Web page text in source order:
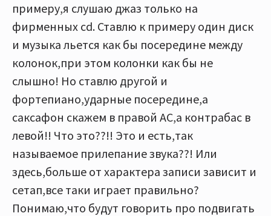
примеру,я слушаю джаз только на
фирменных cd. Ставлю к примеру один диск
и музыка льется как бы посередине между
колонок,при этом колонки как бы не
слышно! Но ставлю другой и
фортепиано,ударные посередине,а
саксафон скажем в правой АС,а контрабас в
левой!! Что это??!! Это и есть,так
называемое прилепание звука??! Или
здесь,больше от характера записи зависит и
сетап,все таки играет правильно?
Понимаю,что будут говорить про подвигать